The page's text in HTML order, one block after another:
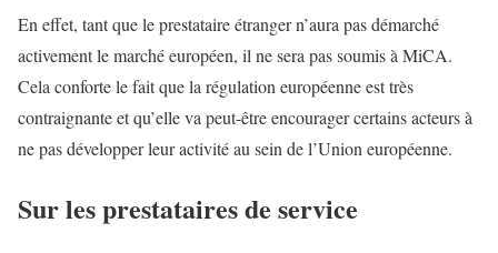
En effet, tant que le prestataire étranger n’aura pas démarché
activement le marché européen, il ne sera pas soumis à MiCA.
Cela conforte le fait que la régulation européenne est très
contraignante et qu’elle va peut-être encourager certains acteurs à
ne pas développer leur activité au sein de l’Union européenne.
Sur les prestataires de service